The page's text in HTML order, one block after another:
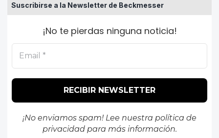
Suscribirse a la Newsletter de Beckmesser
¡No te pierdas ninguna noticia!
¡No enviamos spam! Lee nuestra política de
privacidadpara más información.